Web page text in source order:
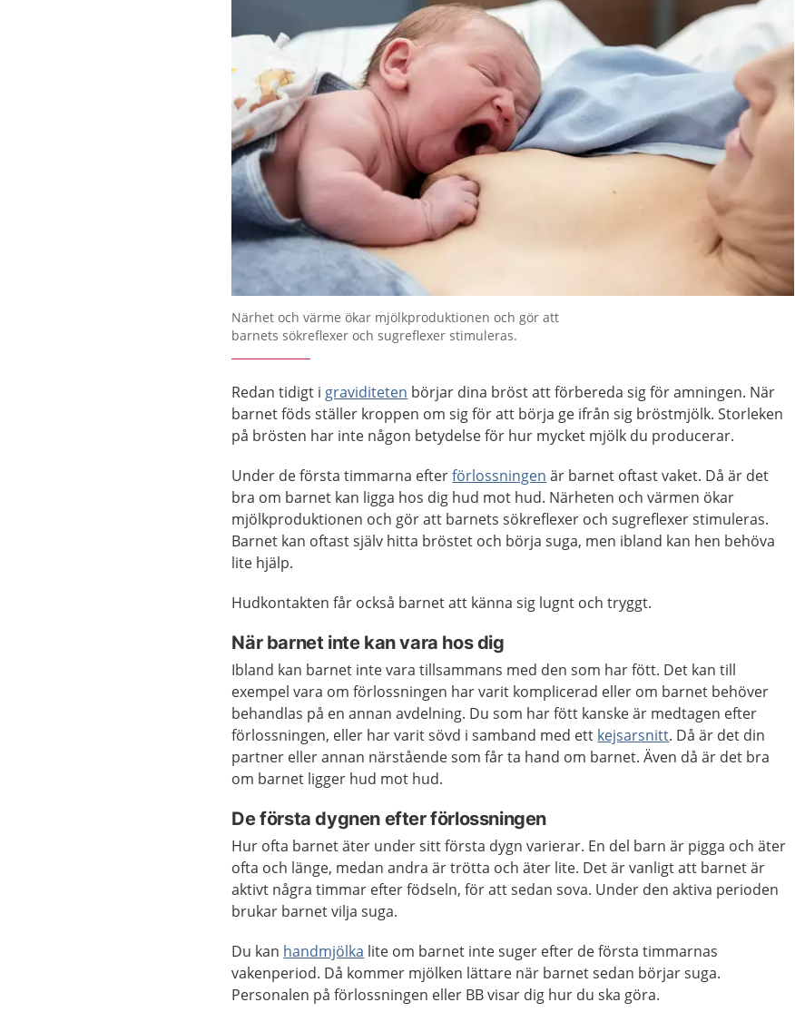
Närhet och värme ökar mjölkproduktionen och gör att
barnets sökreflexer och sugreflexer stimuleras.
Redan tidigt i graviditeten börjar dina bröst att förbereda sig för amningen. När
barnet föds ställer kroppen om sig för att börja ge ifrån sig bröstmjölk. Storleken
på brösten har inte någon betydelse för hur mycket mjölk du producerar.
Under de första timmarna efterförlossningen är barnet oftast vaket. Då är det
bra om barnet kan ligga hos dig hud mot hud. Närheten och värmen ökar
mjölkproduktionen och gör att barnets sökreflexer och sugreflexer stimuleras.
Barnet kan oftast själv hitta bröstet och börja suga, men ibland kan hen behöva
lite hjälp.
Hudkontakten får också barnet att känna sig lugnt och tryggt.
När barnet inte kan vara hos dig
Ibland kan barnet inte vara tillsammans med den som har fött. Det kan till
exempel vara om förlossningen har varit komplicerad eller om barnet behöver
behandlas på en annan avdelning. Du som har fött kanske är medtagen efter
förlossningen, eller har varit sövd i samband med ett kejsarsnitt. Då är det din
partner eller annan närstående som får ta hand om barnet. Även då är det bra
om barnet ligger hud mot hud.
De första dygnen efter förlossningen
Hur ofta barnet äter under sitt första dygn varierar. En del barn är pigga och äter
ofta och länge, medan andra är trötta och äter lite. Det är vanligt att barnet är
aktivt några timmar efter födseln, för att sedan sova. Under den aktiva perioden
brukar barnet vilja suga.
Du kan handmjölka lite om barnet inte suger efter de första timmarnas
vakenperiod. Då kommer mjölken lättare när barnet sedan börjar suga.
Personalen på förlossningen eller BB visar dig hur du ska göra.